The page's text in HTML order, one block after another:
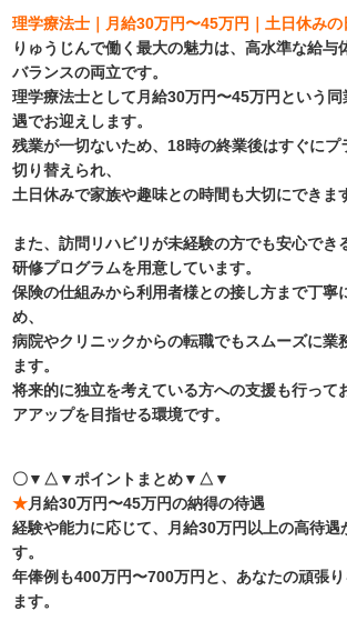
理学療法士｜月給30万円〜45万円｜土日休み
りゅうじんで働く最大の魅力は、高水準な給与
バランスの両立です。
理学療法士として月給30万円〜45万円という
遇でお迎えします。
残業が一切ないため、18時の終業後はすぐにプ
切り替えられ、
土日休みで家族や趣味との時間も大切にできま
また、訪問リハビリが未経験の方でも安心でき
研修プログラムを用意しています。
保険の仕組みから利用者様との接し方まで丁寧
め、
病院やクリニックからの転職でもスムーズに業
ます。
将来的に独立を考えている方への支援も行って
アアップを目指せる環境です。
〇▼△▼ポイントまとめ▼△▼
★月給30万円〜45万円の納得の待遇
経験や能力に応じて、月給30万円以上の高待遇
す。
年俸例も400万円〜700万円と、あなたの頑張
ます。